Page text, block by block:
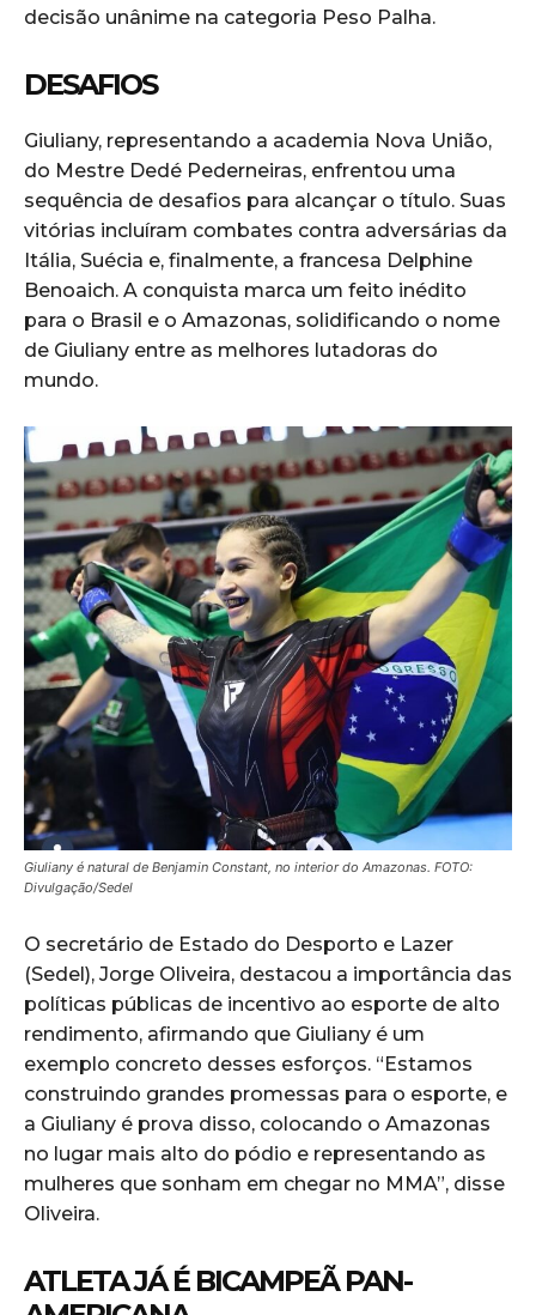
decisão unânime na categoria Peso Palha.
DESAFIOS
Giuliany, representando a academia Nova União,
do Mestre Dedé Pederneiras, enfrentou uma
sequência de desafios para alcançar o título. Suas
vitórias incluíram combates contra adversárias da
Itália, Suécia e, finalmente, a francesa Delphine
Benoaich. A conquista marca um feito inédito
para o Brasil e o Amazonas, solidificando o nome
de Giuliany entre as melhores lutadoras do
mundo.
Giuliany é natural de Benjamin Constant, no interior do Amazonas. FOTO:
Divulgação/Sedel
O secretário de Estado do Desporto e Lazer
(Sedel), Jorge Oliveira, destacou a importância das
políticas públicas de incentivo ao esporte de alto
rendimento, afirmando que Giuliany é um
exemplo concreto desses esforços. “Estamos
construindo grandes promessas para o esporte, e
a Giuliany é prova disso, colocando o Amazonas
no lugar mais alto do pódio e representando as
mulheres que sonham em chegar no MMA”, disse
Oliveira.
ATLETA JÁ É BICAMPEÃ PAN-